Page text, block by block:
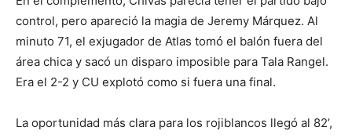
control, pero apareció la magia de Jeremy Márquez. Al
minuto 71, el exjugador de Atlas tomó el balón fuera del
área chica y sacó un disparo imposible para Tala Rangel.
Era el 2-2 y CU explotó como si fuera una final.
La oportunidad más clara para los rojiblancos llegó al 82’,